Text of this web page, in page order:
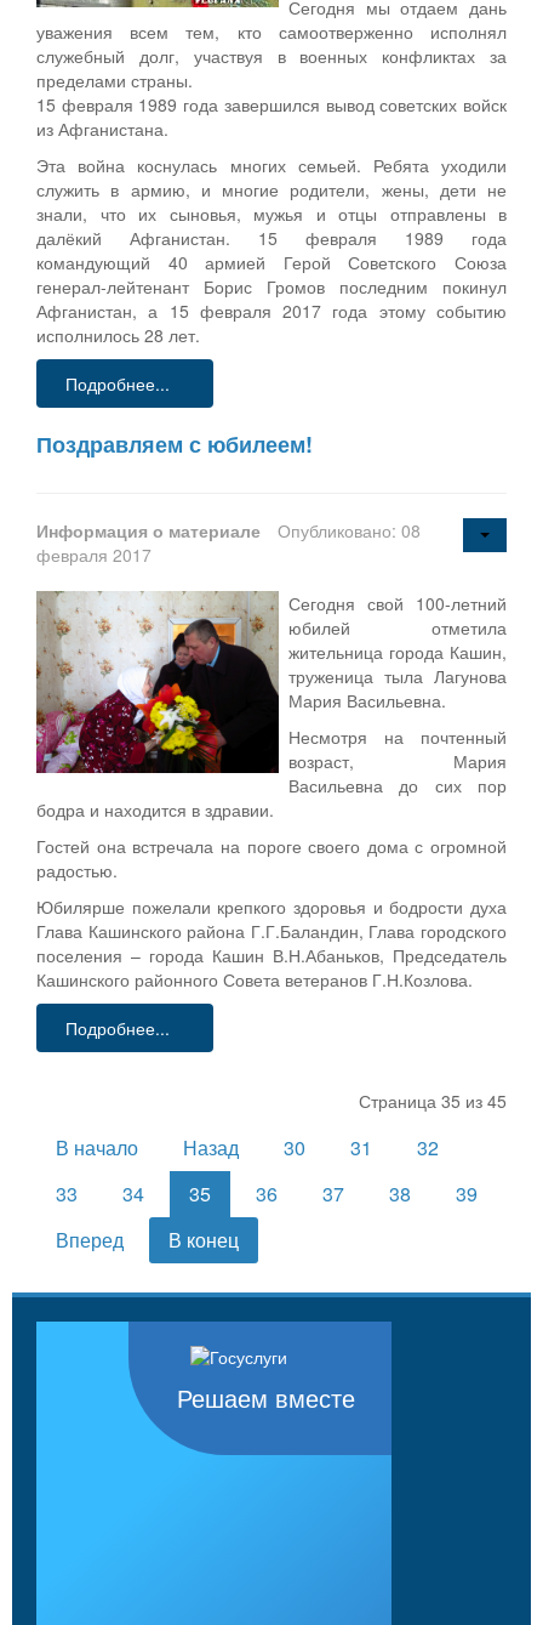
Сегодня мы отдаем дань
уважения всем тем, кто самоотверженно исполнял
служебный долг, участвуя в военных конфликтах за
пределами страны.
15 февраля 1989 года завершился вывод советских войск
из Афганистана.
Эта война коснулась многих семьей. Ребята уходили
служить в армию, и многие родители, жены, дети не
знали, что их сыновья, мужья и отцы отправлены в
далёкий Афганистан. 15 февраля 1989 года
командующий 40 армией Герой Советского Союза
генерал-лейтенант Борис Громов последним покинул
Афганистан, а 15 февраля 2017 года этому событию
исполнилось 28 лет.
Подробнее...
Поздравляем с юбилеем!
Информация о материале
Опубликовано: 08
февраля 2017
Сегодня свой 100-летний
юбилей отметила
жительница города Кашин,
труженица тыла Лагунова
Мария Васильевна.
Несмотря на почтенный
возраст, Мария
Васильевна до сих пор
бодра и находится в здравии.
Гостей она встречала на пороге своего дома с огромной
радостью.
Юбилярше пожелали крепкого здоровья и бодрости духа
Глава Кашинского района Г.Г.Баландин, Глава городского
поселения – города Кашин В.Н.Абаньков, Председатель
Кашинского районного Совета ветеранов Г.Н.Козлова.
Подробнее...
Страница 35 из 45
В начало Назад 30 31
32
33
34 35 36 37 38
39
Вперед
В конец
Решаем вместе